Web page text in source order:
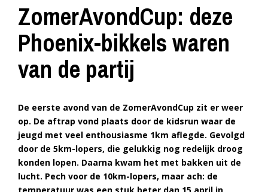
ZomerAvondCup: deze
Phoenix-bikkels waren
van de partij
De eerste avond van de ZomerAvondCup zit er weer
op. De aftrap vond plaats door de kidsrun waar de
jeugd met veel enthousiasme 1km aflegde. Gevolgd
door de 5km-lopers, die gelukkig nog redelijk droog
konden lopen. Daarna kwam het met bakken uit de
lucht. Pech voor de 10km-lopers, maar ach: de